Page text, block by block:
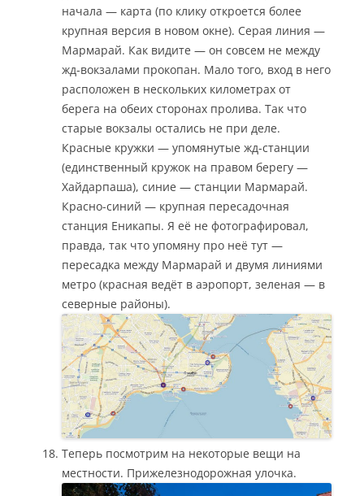
начала — карта (по клику откроется более
крупная версия в новом окне). Серая линия —
Мармарай. Как видите — он совсем не между
жд-вокзалами прокопан. Мало того, вход в него
расположен в нескольких километрах от
берега на обеих сторонах пролива. Так что
старые вокзалы остались не при деле.
Красные кружки — упомянутые жд-станции
(единственный кружок на правом берегу —
Хайдарпаша), синие — станции Мармарай.
Красно-синий — крупная пересадочная
станция Еникапы. Я её не фотографировал,
правда, так что упомяну про неё тут —
пересадка между Мармарай и двумя линиями
метро (красная ведёт в аэропорт, зеленая — в
северные районы).
Теперь посмотрим на некоторые вещи на
местности. Прижелезнодорожная улочка.